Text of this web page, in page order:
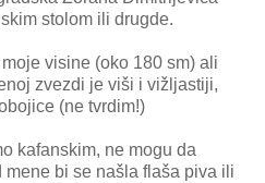
stolom ili drugde.
visine (oko 180 sm) ali
zvezdi je viši i vižljastiji,
(ne tvrdim!)
kafanskim, ne mogu da
mene bi se našla flaša piva ili